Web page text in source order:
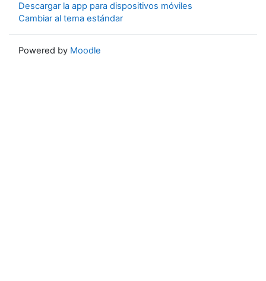
Descargar la app para dispositivos móviles
Cambiar al tema estándar
Powered by Moodle